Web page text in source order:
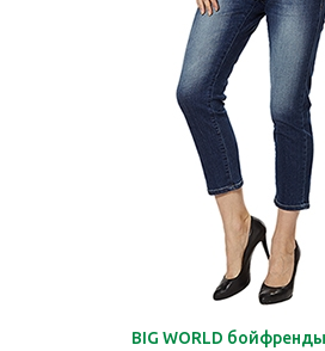
BIG WORLD